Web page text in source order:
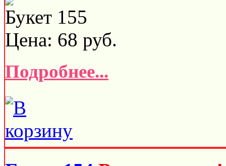
Букет 155
Цена: 68 руб.
Подробнее...